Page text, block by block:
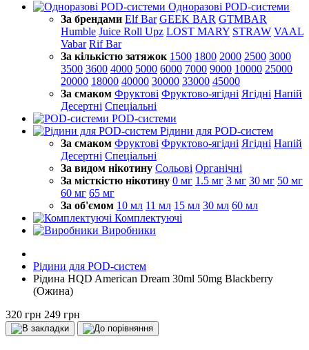
Одноразові POD-системи
За брендами Elf Bar GEEK BAR GTMBAR
Humble Juice Roll Upz LOST MARY STRAW VAAL
Vabar Rif Bar
За кількістю затяжок 1500 1800 2000 2500 3000
3500 3600 4000 5000 6000 7000 9000 10000 25000
20000 18000 40000 30000 33000 45000
За смаком Фруктові Фруктово-ягідні Ягідні Напій
Десертні Спеціальні
POD-системи
Рідини для POD-систем
За смаком Фруктові Фруктово-ягідні Ягідні Напій
Десертні Спеціальні
За видом нікотину Сольові Органічні
За місткістю нікотину 0 мг 1.5 мг 3 мг 30 мг 50 мг
60 мг 65 мг
За об'ємом 10 мл 11 мл 15 мл 30 мл 60 мл
Комплектуючі
Виробники
Рідини для POD-систем
Рідина HQD American Dream 30ml 50mg Blackberry
(Ожина)
320 грн 249 грн